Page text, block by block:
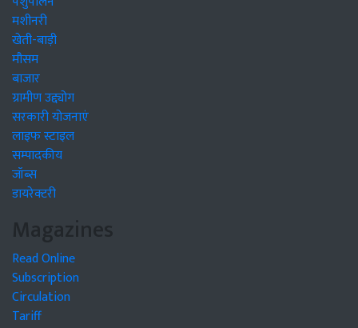
मशीनरी
खेती-बाड़ी
मौसम
बाजार
ग्रामीण उद्द्योग
सरकारी योजनाएं
लाइफ स्टाइल
सम्पादकीय
जॉब्स
डायरेक्टरी
Magazines
Read Online
Subscription
Circulation
Tariff